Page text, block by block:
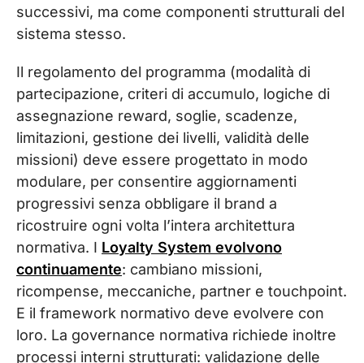
successivi, ma come componenti strutturali del
sistema stesso.
Il regolamento del programma (modalità di
partecipazione, criteri di accumulo, logiche di
assegnazione reward, soglie, scadenze,
limitazioni, gestione dei livelli, validità delle
missioni) deve essere progettato in modo
modulare, per consentire aggiornamenti
progressivi senza obbligare il brand a
ricostruire ogni volta l’intera architettura
normativa. I Loyalty System evolvono
continuamente: cambiano missioni,
ricompense, meccaniche, partner e touchpoint.
E il framework normativo deve evolvere con
loro. La governance normativa richiede inoltre
processi interni strutturati: validazione delle